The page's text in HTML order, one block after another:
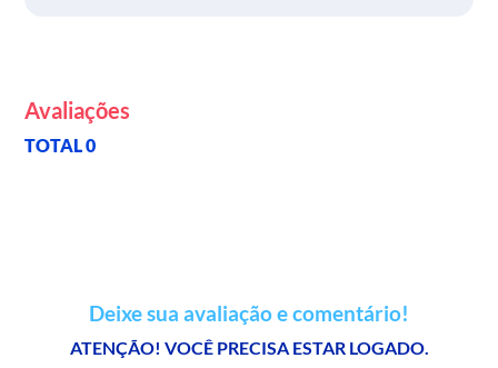
Avaliações
TOTAL 0
Deixe sua avaliação e comentário!
ATENÇÃO! VOCÊ PRECISA ESTAR LOGADO.